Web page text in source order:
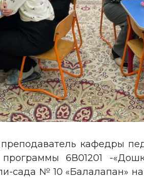
кафедры
6В01201 -
сада № 10 «Балалапан»